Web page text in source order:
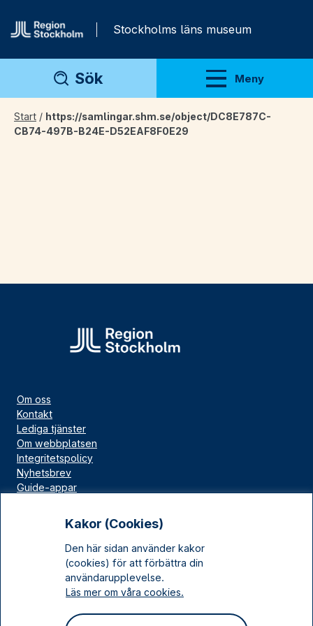
Kakor (Cookies)
Den här sidan använder kakor
(cookies) för att förbättra din
användarupplevelse.
Läs mer om våra cookies.
Stockholms läns museum
Sök Meny
Visa meny
Start / https://samlingar.shm.se/object/DC8E787C-
CB74-497B-B24E-D52EAF8F0E29
Om oss
Kontakt
Lediga tjänster
Om webbplatsen
Integritetspolicy
Nyhetsbrev
Guide-appar
Kulturarv Stockholm
Sociala medier